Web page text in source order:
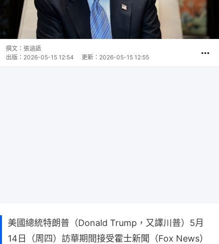
撰文： 張涵語
出版： 2026-05-15 12:54 更新： 2026-05-15 12:55
美國總統特朗普（Donald Trump，又譯川普）5月
14日（周四）訪華期間接受霍士新聞（Fox News）